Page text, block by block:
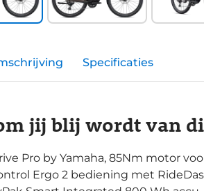
Specificaties
jij blij wordt van
Pro by Yamaha, 85Nm motor
Ergo 2 bediening met